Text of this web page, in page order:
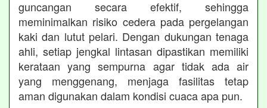
guncangan secara efektif, sehingga
meminimalkan risiko cedera pada pergelangan
kaki dan lutut pelari. Dengan dukungan tenaga
ahli, setiap jengkal lintasan dipastikan memiliki
kerataan yang sempurna agar tidak ada air
yang menggenang, menjaga fasilitas tetap
aman digunakan dalam kondisi cuaca apa pun.